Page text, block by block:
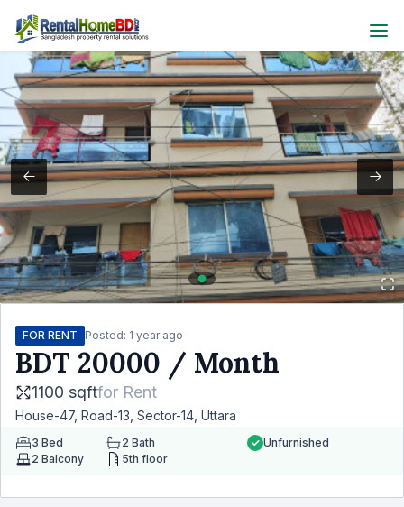
FOR RENT Posted: 1 year ago
BDT 20000 / Month
1100 sqftfor Rent
House-47, Road-13, Sector-14, Uttara
3 Bed 2 Bath
2 Balcony 5th floor
Unfurnished